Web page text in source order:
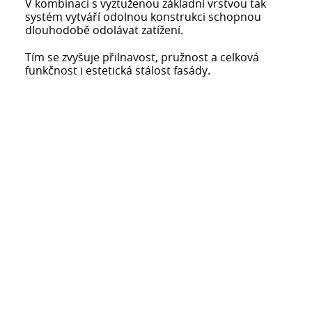
V kombinaci s vyztuženou základní vrstvou tak
systém vytváří odolnou konstrukci schopnou
dlouhodobě odolávat zatížení.
Tím se zvyšuje přilnavost, pružnost a celková
funkčnost i estetická stálost fasády.